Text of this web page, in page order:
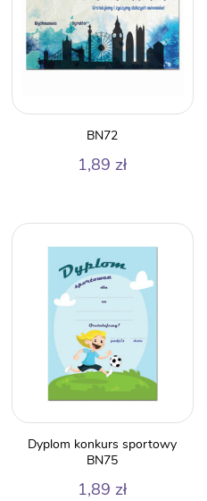
BN72
1,89 zł
Dyplom konkurs sportowy
BN75
1,89 zł